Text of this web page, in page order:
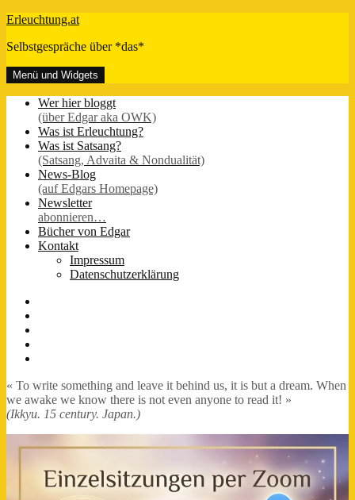
Zum
springen
Erleuchtung.at
Selbstgespräche über *das*
Menü und Widgets
Wer hier bloggt
(über Edgar aka OWK)
Was ist Erleuchtung?
Was ist Satsang?
(Satsang, Advaita & Nondualität)
News-Blog
(auf Edgars Homepage)
Newsletter
abonnieren…
Bücher von Edgar
Kontakt
Impressum
Datenschutzerklärung
« To write something and leave it behind us, it is but a dream. When
we awake we know there is not even anyone to read it! »
(Ikkyu. 15 century. Japan.)